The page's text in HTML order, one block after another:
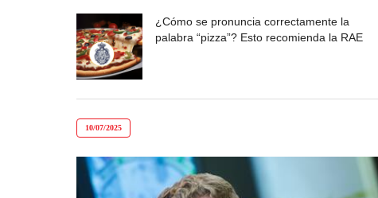
¿Cómo se pronuncia correctamente la
palabra “pizza”? Esto recomienda la RAE
10/07/2025